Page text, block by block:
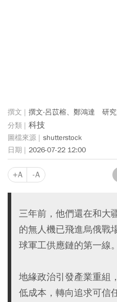
撰文‧呂苡榕、鄭鴻達 研究
科技
shutterstock
2026-07-22 12:00
+A -A
三年前，他們還在和大
的無人機已飛進烏俄戰
球軍工供應鏈的第一線。
地緣政治引發產業重組
低成本，轉向追求可信